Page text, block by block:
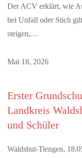
Der ACV erklärt, wie
bei Unfall oder Stich
steigen,…
Mai 18, 2026
Erster
Landkreis
und Schüler
Waldshut-Tiengen,